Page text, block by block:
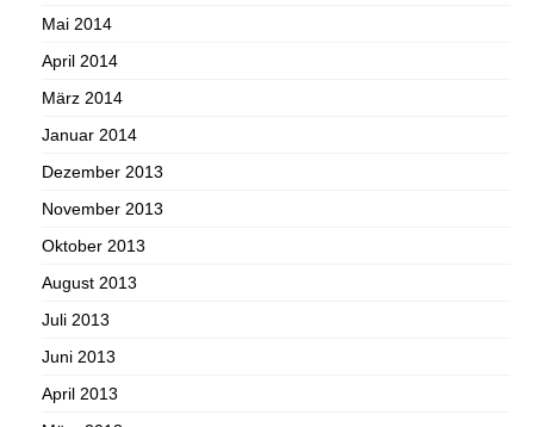
Mai 2014
April 2014
März 2014
Januar 2014
Dezember 2013
November 2013
Oktober 2013
August 2013
Juli 2013
Juni 2013
April 2013